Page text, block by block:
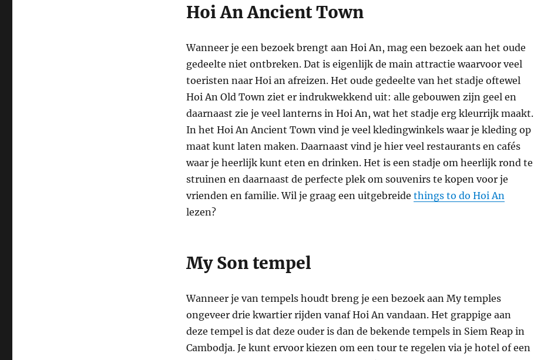
Hoi An Ancient Town
Wanneer je een bezoek brengt aan Hoi An, mag een bezoek aan het oude
gedeelte niet ontbreken. Dat is eigenlijk de main attractie waarvoor veel
toeristen naar Hoi an afreizen. Het oude gedeelte van het stadje oftewel
Hoi An Old Town ziet er indrukwekkend uit: alle gebouwen zijn geel en
daarnaast zie je veel lanterns in Hoi An, wat het stadje erg kleurrijk maakt.
In het Hoi An Ancient Town vind je veel kledingwinkels waar je kleding op
maat kunt laten maken. Daarnaast vind je hier veel restaurants en cafés
waar je heerlijk kunt eten en drinken. Het is een stadje om heerlijk rond te
struinen en daarnaast de perfecte plek om souvenirs te kopen voor je
vrienden en familie. Wil je graag een uitgebreide things to do Hoi An
lezen?
My Son tempel
Wanneer je van tempels houdt breng je een bezoek aan My temples
ongeveer drie kwartier rijden vanaf Hoi An vandaan. Het grappige aan
deze tempel is dat deze ouder is dan de bekende tempels in Siem Reap in
Cambodja. Je kunt ervoor kiezen om een tour te regelen via je hotel of een